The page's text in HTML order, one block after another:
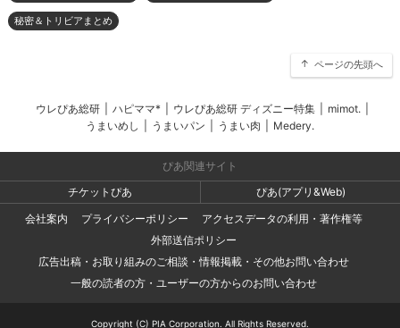
秘密＆トリビアまとめ
ページの先頭へ
ウレぴあ総研 ハピママ* ウレぴあ総研 ディズニー特集 mimot.
うまいめし
うまいパン うまい肉 Medery.
ぴあ関連サイト
チケットぴあ
ぴあ(アプリ&Web)
会社案内
プライバシーポリシー
アクセスデータの利用・著作権等
外部送信ポリシー
広告出稿・お取り組みのご相談・情報掲載・その他お問い合わせ
一般の読者の方・ユーザーの方からのお問い合わせ
Copyright (C) PIA Corporation. All Rights Reserved.